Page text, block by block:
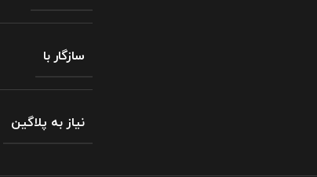
سازگار با
نیاز به پلاگین